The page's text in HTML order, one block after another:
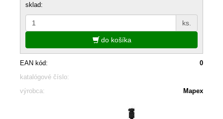
sklad:
ks.
do košíka
EAN kód:
0
katalógové číslo:
výrobca:
Mapex